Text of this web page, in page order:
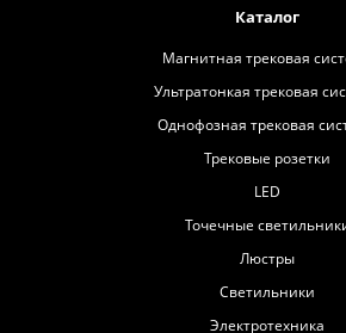
Каталог
Магнитная трековая
Ультратонкая трековая
Однофозная трековая
Трековые розетки
LED
Точечные
Люстры
Светильники
Электротехника